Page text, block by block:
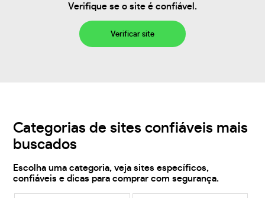
Verifique se o site é confiável.
Verificar site
Categorias de sites confiáveis mais
buscados
Escolha uma categoria, veja sites específicos,
confiáveis e dicas para comprar com segurança.